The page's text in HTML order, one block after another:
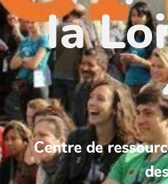
la
Centre de